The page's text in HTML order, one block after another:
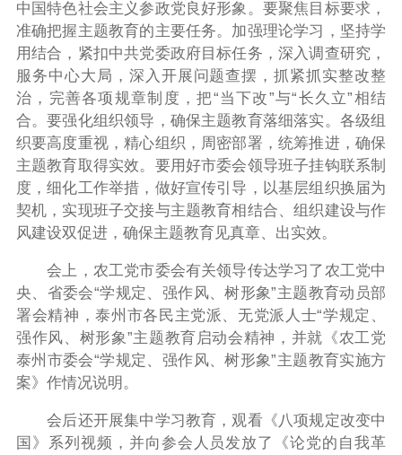
中国特色社会主义参政党良好形象。要聚焦目标要求，
准确把握主题教育的主要任务。加强理论学习，坚持学
用结合，紧扣中共党委政府目标任务，深入调查研究，
服务中心大局，深入开展问题查摆，抓紧抓实整改整
治，完善各项规章制度，把“当下改”与“长久立”相结
合。要强化组织领导，确保主题教育落细落实。各级组
织要高度重视，精心组织，周密部署，统筹推进，确保
主题教育取得实效。要用好市委会领导班子挂钩联系制
度，细化工作举措，做好宣传引导，以基层组织换届为
契机，实现班子交接与主题教育相结合、组织建设与作
风建设双促进，确保主题教育见真章、出实效。
会上，农工党市委会有关领导传达学习了农工党中
央、省委会“学规定、强作风、树形象”主题教育动员部
署会精神，泰州市各民主党派、无党派人士“学规定、
强作风、树形象”主题教育启动会精神，并就《农工党
泰州市委会“学规定、强作风、树形象”主题教育实施方
案》作情况说明。
会后还开展集中学习教育，观看《八项规定改变中
国》系列视频，并向参会人员发放了《论党的自我革